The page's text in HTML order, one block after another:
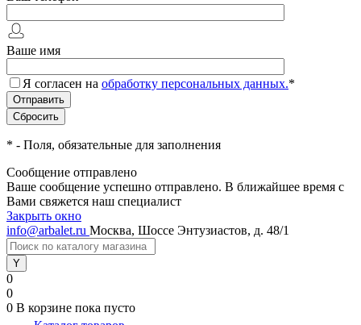
Ваше имя
Я согласен на обработку персональных данных.*
* - Поля, обязательные для заполнения
Сообщение отправлено
Ваше сообщение успешно отправлено. В ближайшее время с
Вами свяжется наш специалист
Закрыть окно
info@arbalet.ru Москва, Шоссе Энтузиастов, д. 48/1
0
0
0 В корзине пока пусто